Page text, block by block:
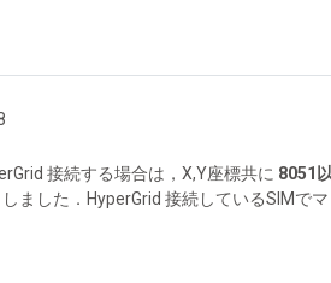
接続する場合は，X,Y座標共に 8051
ました．HyperGrid 接続しているSIMで